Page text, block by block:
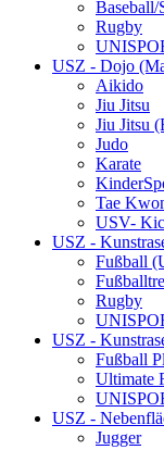
Baseball/
Rugby
USZ - Dojo
Aikido
Jiu Jitsu
Jiu Jitsu
Judo
Karate
Tae
USV-
USZ -
Fußball
Rugby
USZ -
Fußball
Ultimate
USZ -
Jugger